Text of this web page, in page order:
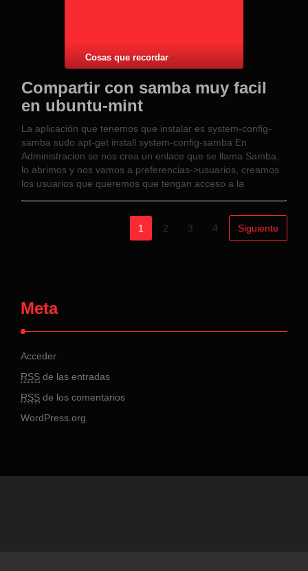
Cosas que recordar
Compartir con samba muy facil
en ubuntu-mint
La aplicación que tenemos que instalar es system-config-
samba sudo apt-get install system-config-samba En
Administracion se nos crea un enlace que se llama Samba,
lo abrimos y nos vamos a preferencias->usuarios, creamos
los usuarios que queremos que tengan acceso a la
1
2 3 4 Siguiente
Meta
Acceder
RSS de las entradas
RSS de los comentarios
WordPress.org